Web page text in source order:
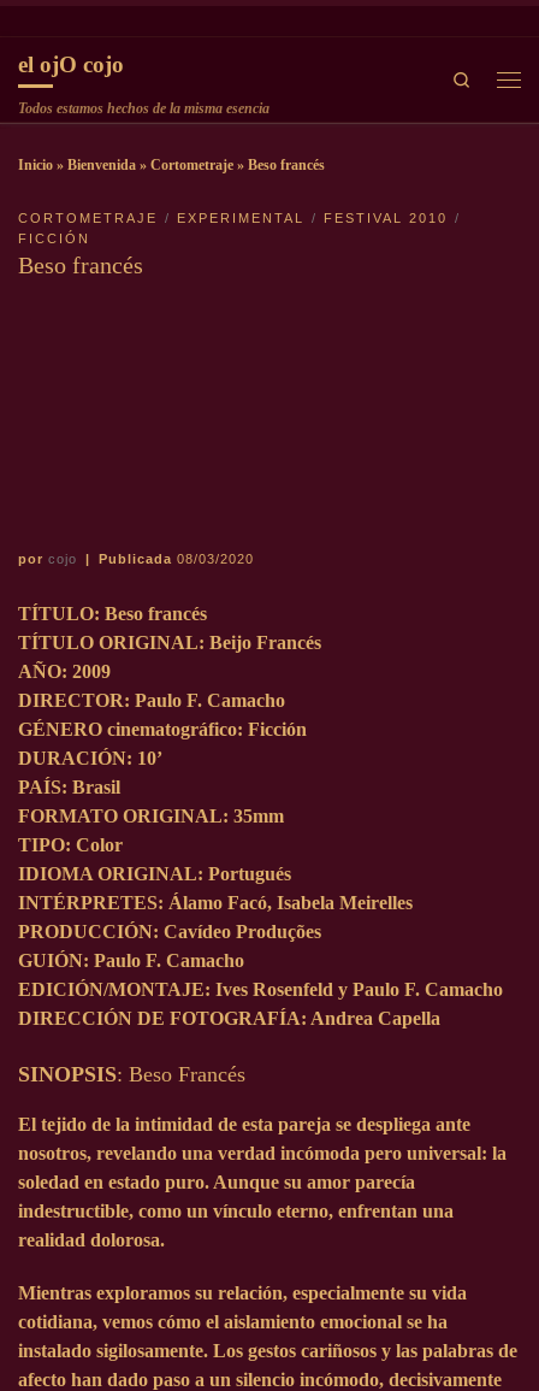
el ojO cojo
Todos estamos hechos de la misma esencia
Search
Inicio » Bienvenida » Cortometraje » Beso francés
CORTOMETRAJE EXPERIMENTAL
FESTIVAL 2010
FICCIÓN
Beso francés
por cojo Publicada 08/03/2020
TÍTULO: Beso francés
TÍTULO ORIGINAL: Beijo Francés
AÑO: 2009
DIRECTOR: Paulo F. Camacho
GÉNERO cinematográfico: Ficción
DURACIÓN: 10’
PAÍS: Brasil
FORMATO ORIGINAL: 35mm
TIPO: Color
IDIOMA ORIGINAL: Portugués
INTÉRPRETES: Álamo Facó, Isabela Meirelles
PRODUCCIÓN: Cavídeo Produções
GUIÓN: Paulo F. Camacho
EDICIÓN/MONTAJE: Ives Rosenfeld y Paulo F. Camacho
DIRECCIÓN DE FOTOGRAFÍA: Andrea Capella
SINOPSIS: Beso Francés
El tejido de la intimidad de esta pareja se despliega ante
nosotros, revelando una verdad incómoda pero universal: la
soledad en estado puro. Aunque su amor parecía
indestructible, como un vínculo eterno, enfrentan una
realidad dolorosa.
Mientras exploramos su relación, especialmente su vida
cotidiana, vemos cómo el aislamiento emocional se ha
instalado sigilosamente. Los gestos cariñosos y las palabras de
afecto han dado paso a un silencio incómodo, decisivamente